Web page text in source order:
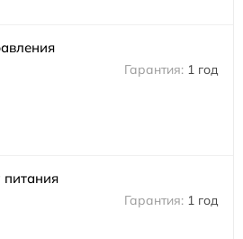
1 год
1 год